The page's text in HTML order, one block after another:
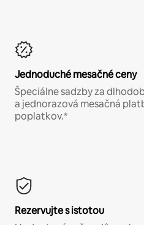
Jednoduché mesačné ceny
Špeciálne sadzby za
a jednorazová mesačná
poplatkov.*
Rezervujte s istotou